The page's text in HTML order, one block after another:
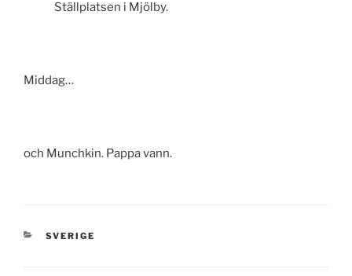
Ställplatsen i Mjölby.
Middag…
och Munchkin. Pappa vann.
KATEGORIER
SVERIGE